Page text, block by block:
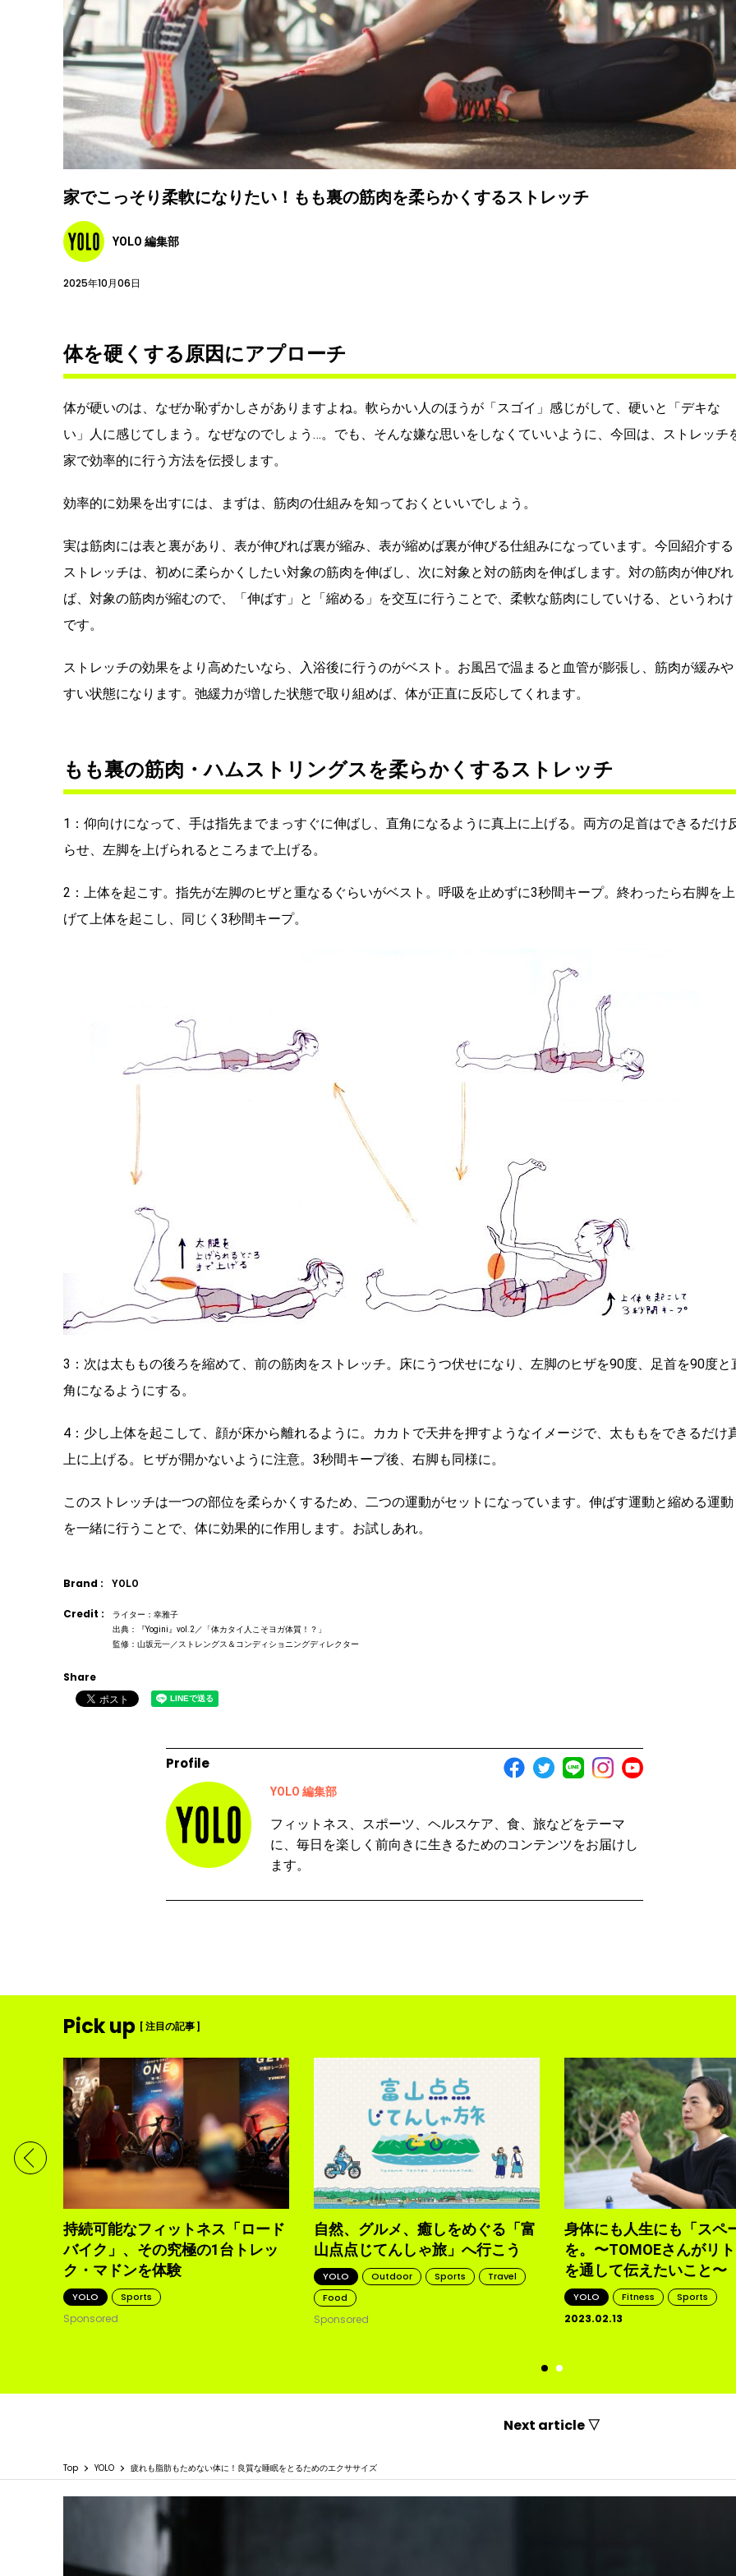
家でこっそり柔軟になりたい！もも裏の筋肉を柔らかくするストレッチ
YOLO 編集部
2025年10月06日
体を硬くする原因にアプローチ
体が硬いのは、なぜか恥ずかしさがありますよね。軟らかい人のほうが「スゴイ」感じがして、硬いと「デキな
い」人に感じてしまう。なぜなのでしょう…。でも、そんな嫌な思いをしなくていいように、今回は、ストレッチ
家で効率的に行う方法を伝授します。
効率的に効果を出すには、まずは、筋肉の仕組みを知っておくといいでしょう。
実は筋肉には表と裏があり、表が伸びれば裏が縮み、表が縮めば裏が伸びる仕組みになっています。今回紹介する
ストレッチは、初めに柔らかくしたい対象の筋肉を伸ばし、次に対象と対の筋肉を伸ばします。対の筋肉が伸びれ
ば、対象の筋肉が縮むので、「伸ばす」と「縮める」を交互に行うことで、柔軟な筋肉にしていける、というわけ
です。
ストレッチの効果をより高めたいなら、入浴後に行うのがベスト。お風呂で温まると血管が膨張し、筋肉が緩みや
すい状態になります。弛緩力が増した状態で取り組めば、体が正直に反応してくれます。
もも裏の筋肉・ハムストリングスを柔らかくするストレッチ
1：仰向けになって、手は指先までまっすぐに伸ばし、直角になるように真上に上げる。両方の足首はできるだけ
らせ、左脚を上げられるところまで上げる。
2：上体を起こす。指先が左脚のヒザと重なるぐらいがベスト。呼吸を止めずに3秒間キープ。終わったら右脚を上
げて上体を起こし、同じく3秒間キープ。
3：次は太ももの後ろを縮めて、前の筋肉をストレッチ。床にうつ伏せになり、左脚のヒザを90度、足首を90度と
角になるようにする。
4：少し上体を起こして、顔が床から離れるように。カカトで天井を押すようなイメージで、太ももをできるだけ
上に上げる。ヒザが開かないように注意。3秒間キープ後、右脚も同様に。
このストレッチは一つの部位を柔らかくするため、二つの運動がセットになっています。伸ばす運動と縮める運動
を一緒に行うことで、体に効果的に作用します。お試しあれ。
Brand : YOLO
Credit :
ライター：幸雅子
出典：『Yogini』vol.2／「体カタイ人こそヨガ体質！？」
監修：山坂元一／ストレングス＆コンディショニングディレクター
Share
Profile
YOLO 編集部
フィットネス、スポーツ、ヘルスケア、食、旅などをテーマ
に、毎日を楽しく前向きに生きるためのコンテンツをお届けし
ます。
Pick up [ 注目の記事 ]
現す
持続可能なフィットネス「ロード
バイク」、その究極の1台トレッ
ク・マドンを体験
YOLO Sports
Sponsored
自然、グルメ、癒しをめぐる「富
山点点じてんしゃ旅」へ行こう
YOLO Outdoor Sports
Travel
Food
Sponsored
身体にも人生にも「スペ
を。〜TOMOEさんがリ
を通して伝えたいこと〜
YOLO Fitness Sports
2023.02.13
Next article ▽
Top YOLO 疲れも脂肪もためない体に！良質な睡眠をとるためのエクササイズ